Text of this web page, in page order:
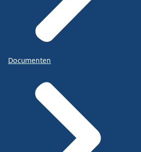
Documenten